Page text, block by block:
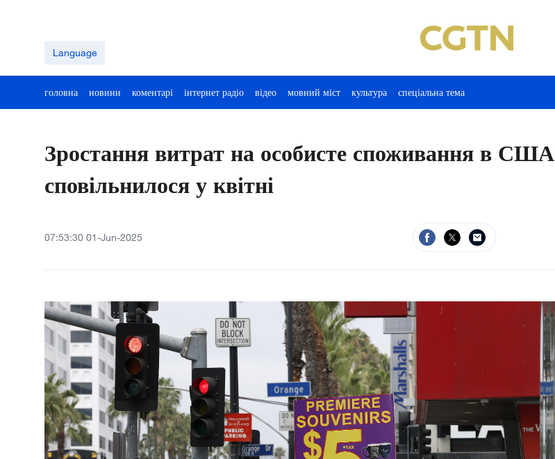
Language
головна новини коментарі інтернет радіо відео мовний міст культура спеціальна тема
Зростання витрат на особисте споживання в США
сповільнилося у квітні
07:53:30 01-Jun-2025